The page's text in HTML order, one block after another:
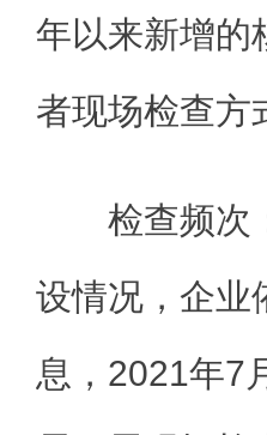
年以来新增的
者现场检查方
检查频次
设情况，企业
息，2021年7